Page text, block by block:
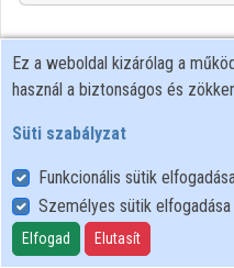
Felhasználói szabályzat
Adatkezelési tájékoztató
Süti szabályzat
Ez a weboldal kizárólag a
használ a biztonságos és
Süti szabályzat
Funkcionális sütik
Személyes sütik elfogadása
Elfogad Elutasít